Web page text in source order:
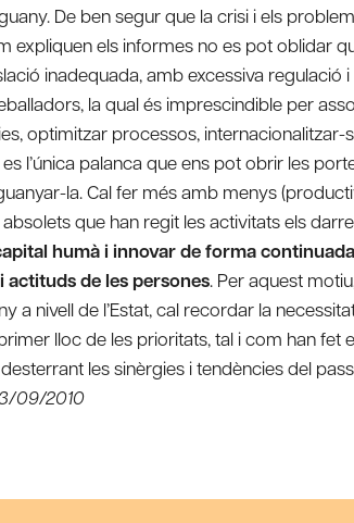
De ben segur que la crisi i els
expliquen els informes no es pot oblidar
inadequada, amb excessiva regulació
la qual és imprescindible per
optimitzar processos,
l’única palanca que ens pot obrir les
la. Cal fer més amb menys
que han regit les activitats els
humà i innovar de forma
actituds de les persones. Per aquest
a nivell de l’Estat, cal recordar la
lloc de les prioritats, tal i com han fet
les sinèrgies i tendències del
09/2010